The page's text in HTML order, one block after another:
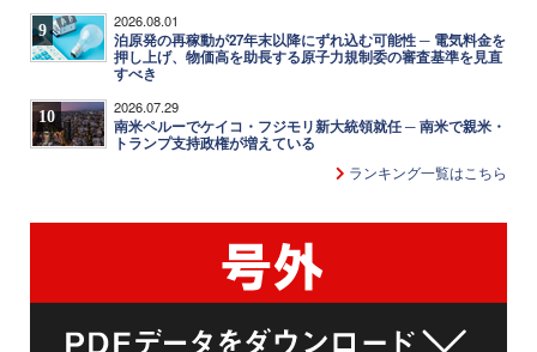
9 2026.08.01
泊原発の再稼動が27年末以降にずれ込む可能性 ─ 電気料金を
押し上げ、物価高を助長する原子力規制委の審査基準を見直
すべき
10 2026.07.29
南米ペルーでケイコ・フジモリ新大統領就任 ─ 南米で親米・
トランプ支持政権が増えている
ランキング一覧はこちら